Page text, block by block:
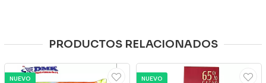
PRODUCTOS RELACIONADOS
NUEVO NUEVO